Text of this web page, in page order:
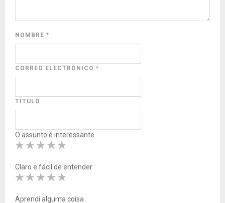
NOMBRE *
CORREO ELECTRÓNICO *
TÍTULO
O assunto é interessante
Claro e fácil de entender
Aprendi alguma coisa